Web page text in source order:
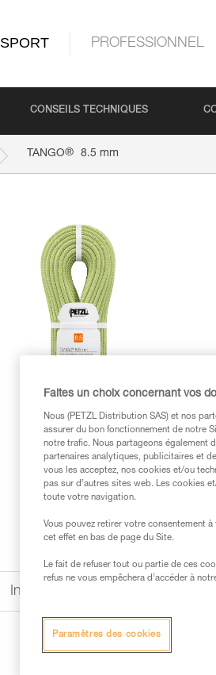
SPORT PROFESSIONNEL
CONSEILS TECHNIQUES
TANGO® 8.5 mm
Informations techniques
Faites un choix concernant vos
Nous (PETZL Distribution SAS) et nos
assurer du bon fonctionnement de notre
notre trafic. Nous partageons également
partenaires analytiques, publicitaires et
vous les acceptez, nos cookies et/ou
pas sur d’autres sites web. Les cookies
toute votre navigation.
Vous pouvez retirer votre consentement
cet effet en bas de page du Site.
Le fait de refuser tout ou partie de ces
refus ne vous empêchera d’accéder à
Paramètres des cookies